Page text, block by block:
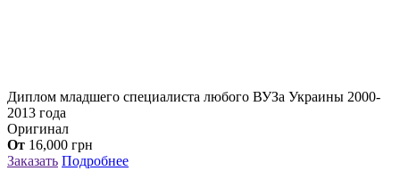
Диплом младшего специалиста любого ВУЗа Украины 2000-
2013 года
Оригинал
От 16,000 грн
Заказать Подробнее